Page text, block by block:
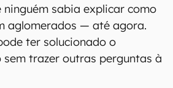
ninguém sabia explicar como
aglomerados — até agora.
ter solucionado o
trazer outras perguntas à